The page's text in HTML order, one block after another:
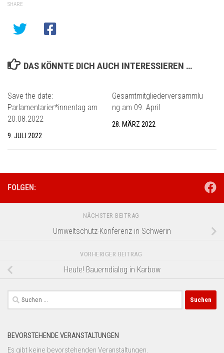
SHARE
DAS KÖNNTE DICH AUCH INTERESSIEREN …
Save the date:
Parlamentarier*innentag am
20.08.2022
9. JULI 2022
Gesamtmitgliederversammlu
ng am 09. April
28. MÄRZ 2022
FOLGEN:
NÄCHSTER BEITRAG
Umweltschutz-Konferenz in Schwerin
VORHERIGER BEITRAG
Heute! Bauerndialog in Karbow
Suchen
nach:
BEVORSTEHENDE VERANSTALTUNGEN
Es gibt keine bevorstehenden Veranstaltungen.